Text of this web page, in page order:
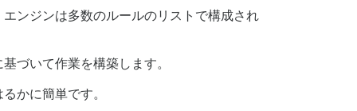
ンジンは多数のルールのリストで構成され
づいて作業を構築します。
かに簡単です。